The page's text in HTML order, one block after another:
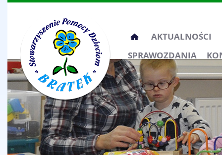
Przeskocz
do
treści
AKTUALNOŚCI
SPRAWOZDANIA